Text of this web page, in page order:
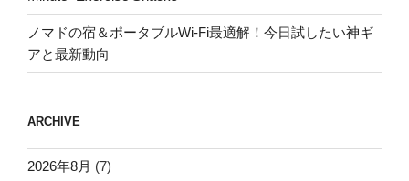
ノマドの宿＆ポータブルWi-Fi最適解！今日試したい神ギ
アと最新動向
ARCHIVE
2026年8月 (7)